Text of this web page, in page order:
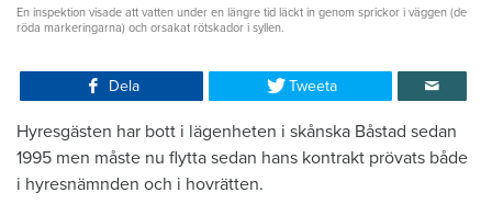
En inspektion visade att vatten under en längre tid läckt in genom sprickor i väggen (de
röda markeringarna) och orsakat rötskador i syllen.
Dela Tweeta
Hyresgästen har bott i lägenheten i skånska Båstad sedan
1995 men måste nu flytta sedan hans kontrakt prövats både
i hyresnämnden och i hovrätten.